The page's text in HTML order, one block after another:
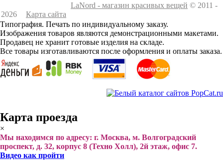
LaNord - магазин красивых вещей © 2011 -
2026
Карта сайта
Типография. Печать по индивидуальному заказу.
Изображения товаров являются демонстрационными макетами.
Продавец не хранит готовые изделия на складе.
Все товары изготавливаются после оформления и оплаты заказа.
Карта проезда
×
Мы находимся по адресу: г. Москва, м. Волгоградский
проспект, д. 32, корпус 8 (Техно Холл), 2й этаж, офис 7.
Видео как пройти